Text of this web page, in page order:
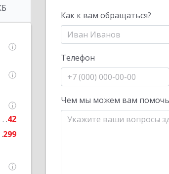
42
299
Как к вам обращаться?
Телефон
Чем мы можем вам